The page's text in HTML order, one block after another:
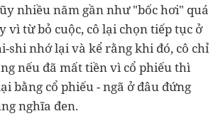
nhiều năm gần như "bốc hơi" quá
vì từ bỏ cuộc, cô lại chọn tiếp tục ở
shi nhớ lại và kể rằng khi đó, cô chỉ
nếu đã mất tiền vì cổ phiếu thì
bằng cổ phiếu - ngã ở đâu đứng
nghĩa đen.